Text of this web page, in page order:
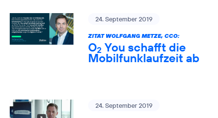
24. September 2019
ZITAT WOLFGANG METZE, CCO:
O2 You schafft die
Mobilfunklaufzeit ab
24. September 2019